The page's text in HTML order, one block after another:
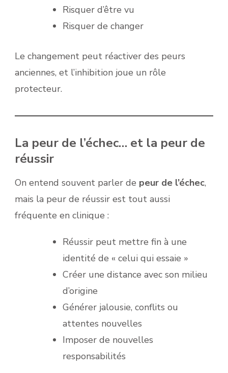
Risquer d’être vu
Risquer de changer
Le changement peut réactiver des peurs
anciennes, et l’inhibition joue un rôle
protecteur.
La peur de l’échec… et la peur de
réussir
On entend souvent parler de peur de l’échec,
mais la peur de réussir est tout aussi
fréquente en clinique :
Réussir peut mettre fin à une
identité de « celui qui essaie »
Créer une distance avec son milieu
d’origine
Générer jalousie, conflits ou
attentes nouvelles
Imposer de nouvelles
responsabilités